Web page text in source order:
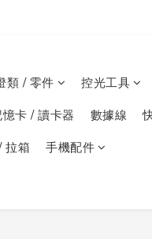
類 / 零件 控光工具
憶卡 / 讀卡器 數據線
拉箱 手機配件